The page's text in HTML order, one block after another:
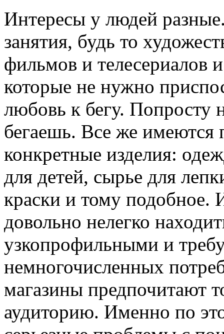
Интeрeсы у людeй
занятия, будь то
фильмов и телесериалов
которые не нужно
любовь к бегу. Попросту
бегаешь. Все же имеются
конкретные изделия:
для детей, сырье для
краски и тому подобное.
довольно нелегко
узкопрофильными и
немногочисленных
магазины предпочитают
аудиторию. Именно по